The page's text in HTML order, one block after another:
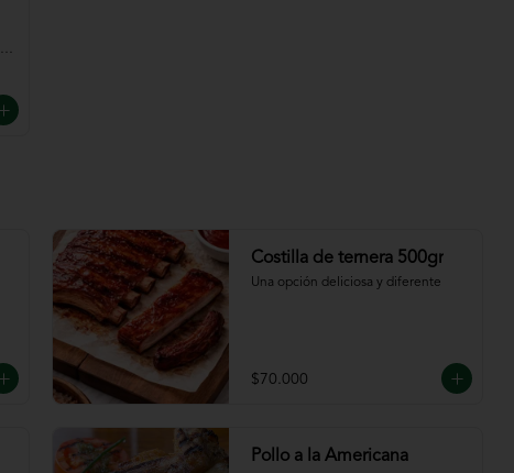
Costilla de ternera 500gr
Una opción deliciosa y diferente
$70.000
Pollo a la Americana